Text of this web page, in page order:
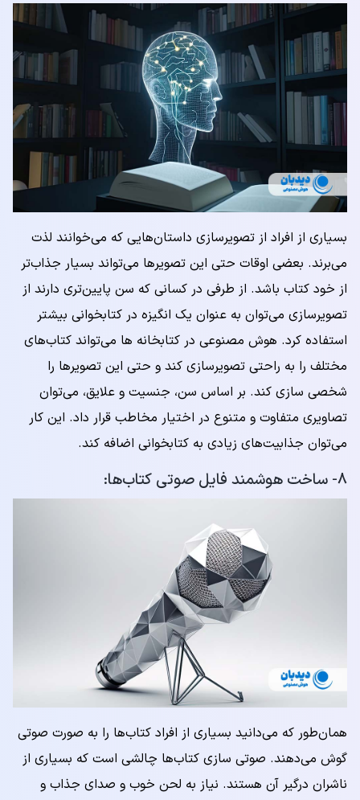
بسیاری از افراد از تصویرسازی داستان‌هایی که می‌خوانند لذت
می‌برند. بعضی اوقات حتی این تصویرها می‌تواند بسیار جذاب‌تر
از خود کتاب باشد. از طرفی در کسانی که سن پایین‌تری دارند از
تصویرسازی می‌توان به عنوان یک انگیزه در کتابخوانی بیشتر
استفاده کرد. هوش مصنوعی در کتابخانه ها می‌تواند کتاب‌های
مختلف را به راحتی تصویرسازی کند و حتی این تصویرها را
شخصی سازی کند. بر اساس سن، جنسیت و علایق، می‌توان
تصاویری متفاوت و متنوع در اختیار مخاطب قرار داد. این کار
می‌توان جذابیت‌های زیادی به کتابخوانی اضافه کند.
۸- ساخت هوشمند فایل صوتی کتاب‌ها:
همان‌طور که می‌دانید بسیاری از افراد کتاب‌ها را به صورت صوتی
گوش می‌دهند. صوتی سازی کتاب‌ها چالشی است که بسیاری از
ناشران درگیر آن هستند. نیاز به لحن خوب و صدای جذاب و